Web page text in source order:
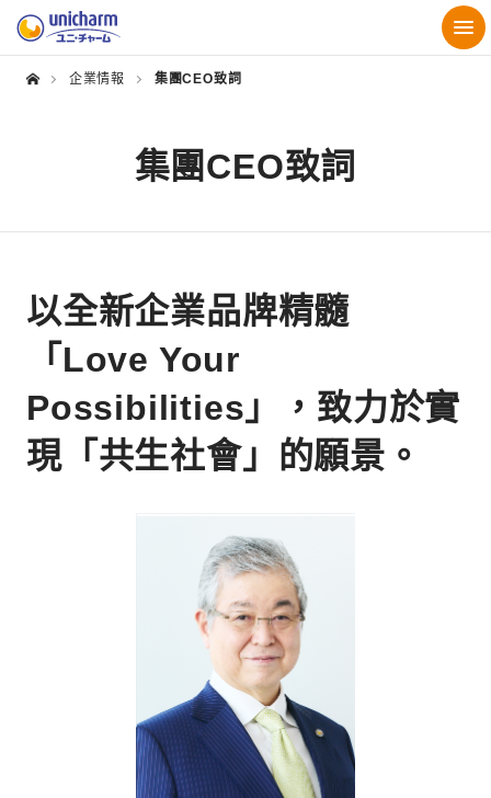
企業情報 集團CEO致詞
集團CEO致詞
以全新企業品牌精髓
「Love Your
Possibilities」，致力於實
現「共生社會」的願景。